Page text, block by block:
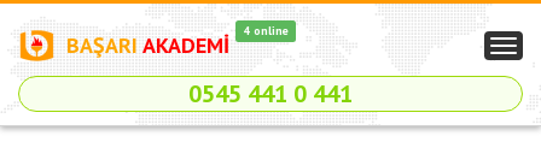
BAŞARIAKADEMİ
4 online
0545 441 0 441